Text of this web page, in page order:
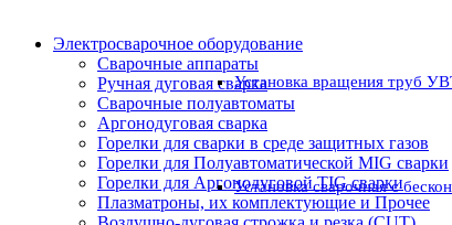
Установка вращения труб
Установка сварочная с
Электросварочное оборудование
Сварочные аппараты
Ручная дуговая сварка
Сварочные полуавтоматы
Аргонодуговая сварка
Горелки для сварки в среде защитных газов
Горелки для Полуавтоматической MIG сварки
Горелки для Аргонодуговой TIG сварки
Плазматроны, их комплектующие и Прочее